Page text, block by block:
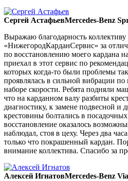
Сергей АстафьевMercedes-Benz
Выражаю благодарность коллективу
«НижегородКарданСервис» за
по восстановлению моего кардана
приехал в этот сервис по
которых когда-то были проблемы
проявлялась в сильной вибрации по
наборе скорости. Ребята подняли
что на карданном валу разбиты
диагностику, к замене подвесной и
крестовины болтались в
восстановление оказалось
наблюдал, стоя в цеху. Через два
только что покрашенный кардан.
внимание коллектива. Спасибо за
Алексей ИгнатовMercedes-Benz